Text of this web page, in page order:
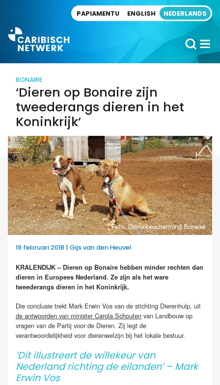
PAPIAMENTU ENGLISH NEDERLANDS
BONAIRE
‘Dieren op Bonaire zijn
tweederangs dieren in het
Koninkrijk’
Foto: Dierenbescherming Bonaire
19 februari 2018 | Gijs van den Heuvel
KRALENDIJK – Dieren op Bonaire hebben minder rechten dan
dieren in Europees Nederland. Ze zijn als het ware
tweederangs dieren in het Koninkrijk.
Die conclusie trekt Mark Erwin Vos van de stichting Dierenhulp, uit
de antwoorden van minister Carola Schouten van Landbouw op
vragen van de Partij voor de Dieren. Zij legt de
verantwoordelijkheid voor dierenwelzijn bij het lokale bestuur.
‘Dit illustreert de willekeur van
Nederland richting de eilanden’ – Mark
Erwin Vos